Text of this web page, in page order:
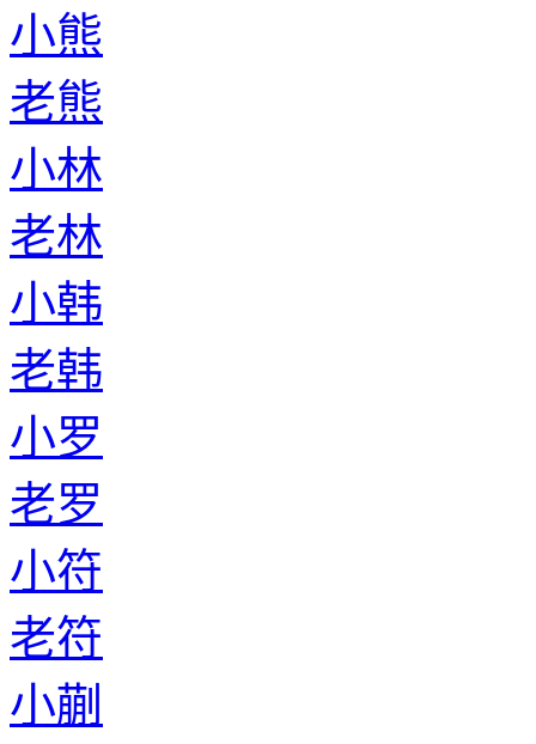
小熊
老熊
小林
老林
小韩
老韩
小罗
老罗
小符
老符
小蒯